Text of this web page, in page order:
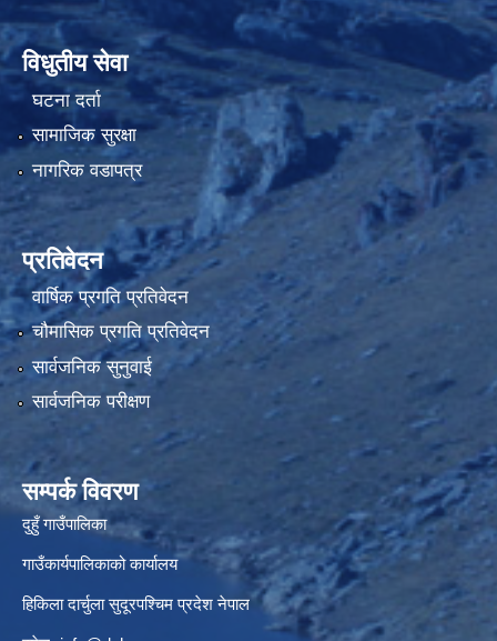
विधुतीय सेवा
घटना दर्ता
सामाजिक सुरक्षा
नागरिक वडापत्र
प्रतिवेदन
वार्षिक प्रगति प्रतिवेदन
चौमासिक प्रगति प्रतिवेदन
सार्वजनिक सुनुवाई
सार्वजनिक परीक्षण
सम्पर्क विवरण
दुहुँ गाउँपालिका
गाउँकार्यपालिकाको कार्यालय
हिकिला दार्चुला सुदूरपश्चिम प्रदेश नेपाल